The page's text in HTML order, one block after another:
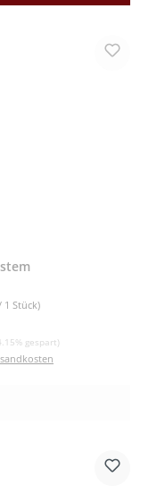
1 Stück)
gespart)